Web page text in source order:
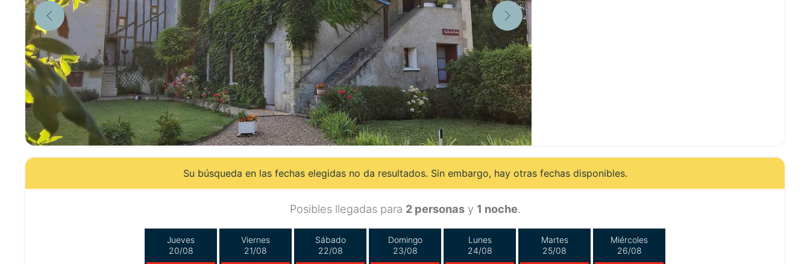
Su búsqueda en las fechas elegidas no da resultados. Sin embargo, hay otras fechas disponibles.
Posibles llegadas para 2 personasy 1 noche.
Jueves
20/08
Viernes
21/08
Sábado
22/08
Domingo
23/08
Lunes
24/08
Martes
25/08
Miércoles
26/08